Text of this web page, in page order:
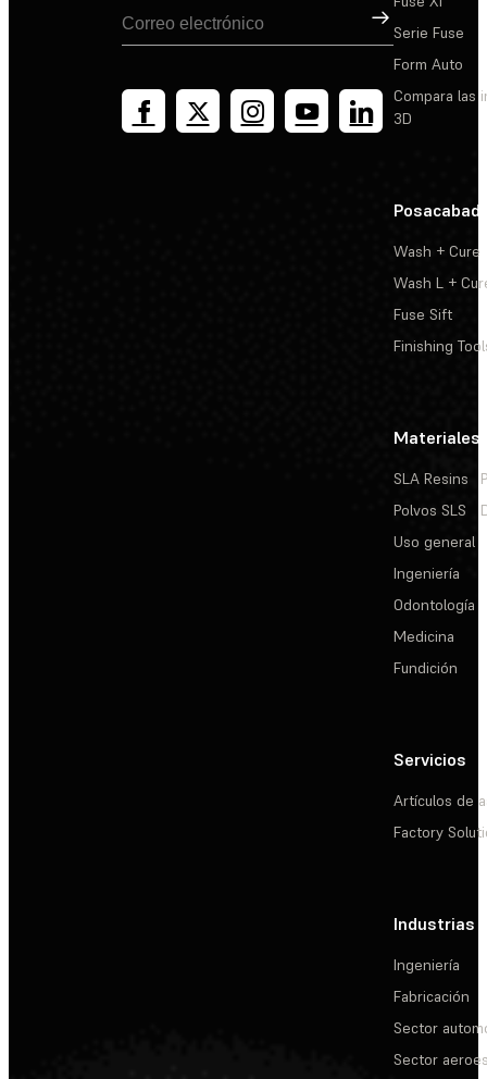
Suscribirse
Serie Fuse
Form Auto
Compara las
3D
Wash + Cure
Wash L +
Fuse Sift
Finishing
Materiales
SLA Resins
Polvos SLS
Uso general
Ingeniería
Odontología
Medicina
Fundición
Servicios
Artículos de
Factory
Industrias
Ingeniería
Fabricación
Sector
Sector